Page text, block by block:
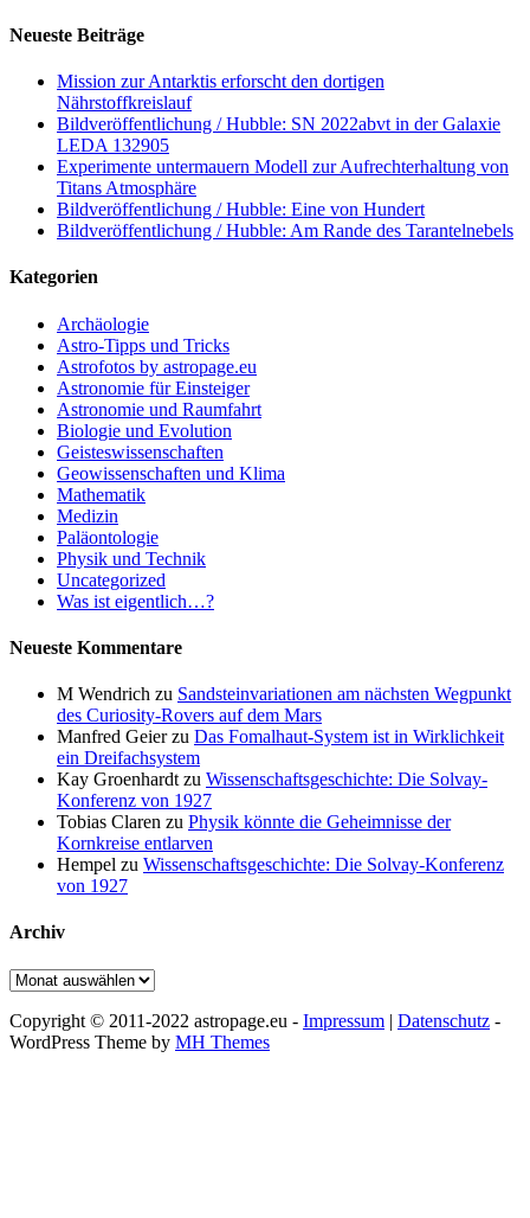
Neueste Beiträge
Mission zur Antarktis erforscht den dortigen
Nährstoffkreislauf
Bildveröffentlichung / Hubble: SN 2022abvt in der Galaxie
LEDA 132905
Experimente untermauern Modell zur Aufrechterhaltung von
Titans Atmosphäre
Bildveröffentlichung / Hubble: Eine von Hundert
Bildveröffentlichung / Hubble: Am Rande des Tarantelnebels
Kategorien
Archäologie
Astro-Tipps und Tricks
Astrofotos by astropage.eu
Astronomie für Einsteiger
Astronomie und Raumfahrt
Biologie und Evolution
Geisteswissenschaften
Geowissenschaften und Klima
Mathematik
Medizin
Paläontologie
Physik und Technik
Uncategorized
Was ist eigentlich…?
Neueste Kommentare
M Wendrich zu Sandsteinvariationen am nächsten Wegpunkt
des Curiosity-Rovers auf dem Mars
Manfred Geierzu Das Fomalhaut-System ist in Wirklichkeit
ein Dreifachsystem
Kay Groenhardt zu Wissenschaftsgeschichte: Die Solvay-
Konferenz von 1927
Tobias Claren zu Physik könnte die Geheimnisse der
Kornkreise entlarven
Hempel zu Wissenschaftsgeschichte: Die Solvay-Konferenz
von 1927
Archiv
Archiv
Copyright © 2011-2022 astropage.eu - Impressum | Datenschutz -
WordPress Theme by MH Themes